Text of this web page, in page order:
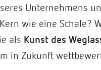
Unternehmens
wie eine Schale?
als Kunst des
in Zukunft